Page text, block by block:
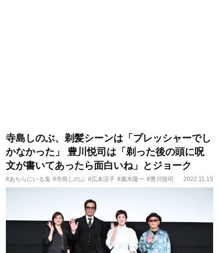
寺島しのぶ、剃髪シーンは「プレッシャーでし
かなかった」 豊川悦司は「剃った後の頭に呪
文が書いてあったら面白いね」とジョーク
#あちらにいる鬼 #寺島しのぶ #広末涼子 #廣木隆一 #豊川悦司 2022.11.15